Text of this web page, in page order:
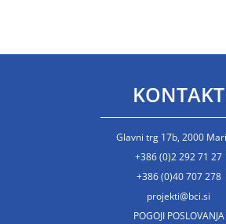
KONTAKT
Glavni trg 17b, 2000
+386 (0)2 292 71 27
+386 (0)40 707 278
projekti@bci.si
POGOJI POSLOVANJA